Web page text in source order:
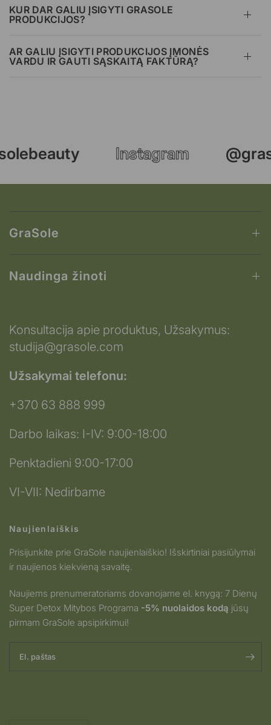
KUR DAR GALIU ĮSIGYTI GRASOLE
PRODUKCIJOS?
AR GALIU ĮSIGYTI PRODUKCIJOS ĮMONĖS
VARDU IR GAUTI SĄSKAITĄ FAKTŪRĄ?
Instagram
GraSole
Naudinga žinoti
Konsultacija apie produktus, Užsakymus:
studija@grasole.com
Užsakymai telefonu:
+370 63 888 999
Darbo laikas: I-IV: 9:00-18:00
Penktadieni 9:00-17:00
VI-VII: Nedirbame
Naujienlaiškis
Prisijunkite prie GraSole naujienlaiškio! Išskirtiniai pasiūlymai
ir naujienos kiekvieną savaitę.
Naujiems prenumeratoriams dovanojame el. knygą: 7 Dienų
Super Detox Mitybos Programa -5% nuolaidos kodą jūsų
pirmam GraSole apsipirkimui!
El. paštas